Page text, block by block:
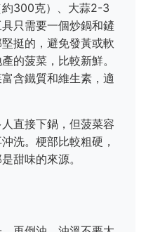
300克）、大蒜2-3
只需要一個炒鍋和鏟
挺的，避免發黃或軟
的菠菜，比較新鮮。
含鐵質和維生素，適
直接下鍋，但菠菜容
洗。梗部比較粗硬，
甜味的來源。